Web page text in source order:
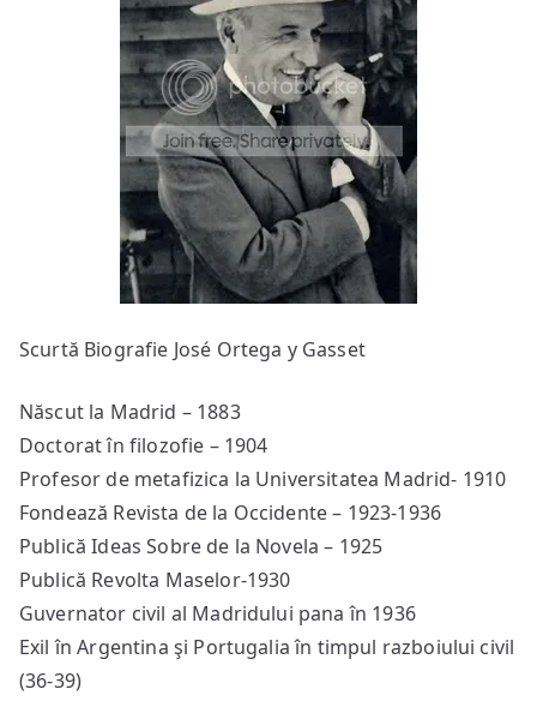
Scurtă Biografie José Ortega y Gasset
Născut la Madrid – 1883
Doctorat în filozofie – 1904
Profesor de metafizica la Universitatea Madrid- 1910
Fondează Revista de la Occidente – 1923-1936
Publică Ideas Sobre de la Novela – 1925
Publică Revolta Maselor-1930
Guvernator civil al Madridului pana în 1936
Exil în Argentina şi Portugalia în timpul razboiului civil
(36-39)